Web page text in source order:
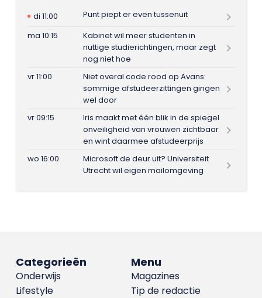
di 11:00
Punt piept er even tussenuit
ma 10:15
Kabinet wil meer studenten in
nuttige studierichtingen, maar zegt
nog niet hoe
vr 11:00
Niet overal code rood op Avans:
sommige afstudeerzittingen gingen
wel door
vr 09:15
Iris maakt met één blik in de spiegel
onveiligheid van vrouwen zichtbaar
en wint daarmee afstudeerprijs
wo 16:00
Microsoft de deur uit? Universiteit
Utrecht wil eigen mailomgeving
Menu
Magazines
Tip de redactie
Categorieën
Onderwijs
Lifestyle